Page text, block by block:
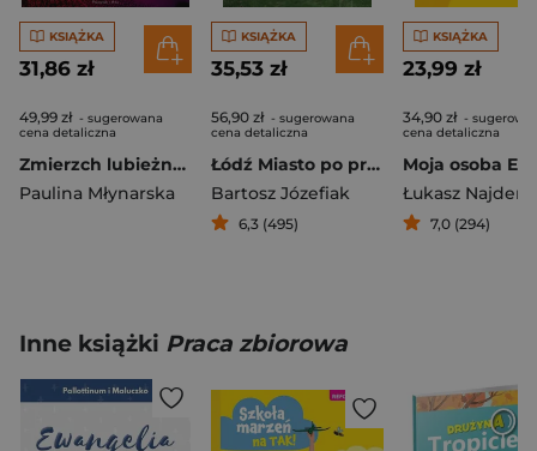
KSIĄŻKA
31,86 zł
49,99 zł - sugerowana
cena detaliczna
Zmierzch lubieżnego dziada Felietony po #MeToo
Paulina Młynarska
KSIĄŻKA
35,53 zł
56,90 zł - sugerowana
cena detaliczna
Łódź Miasto po przejściach
Bartosz Józefiak
6,3 (495)
KSIĄŻKA
23,99 zł
34,90 zł -
cena detaliczna
Łukasz Najder
7,0 (294)
Inne książki Praca zbiorowa